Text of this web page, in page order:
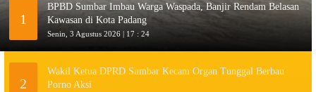
1
BPBD Sumbar Imbau Warga Waspada, Banjir Rendam Belasan
Kawasan di Kota Padang
Senin, 3 Agustus 2026 | 17 : 24
2
Wakil Ketua DPRD Sumbar Kecam Organ Tunggal Berbau
Porno Aksi